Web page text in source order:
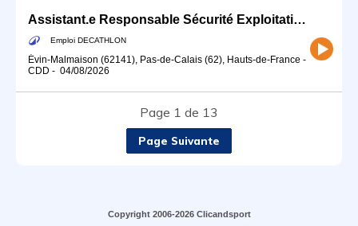
Assistant.e Responsable Sécurité Exploitation HSE H/F
Emploi DECATHLON
Évin-Malmaison (62141), Pas-de-Calais (62), Hauts-de-France -
CDD - 04/08/2026
Page 1 de 13
Page Suivante
Copyright 2006-2026 Clicandsport